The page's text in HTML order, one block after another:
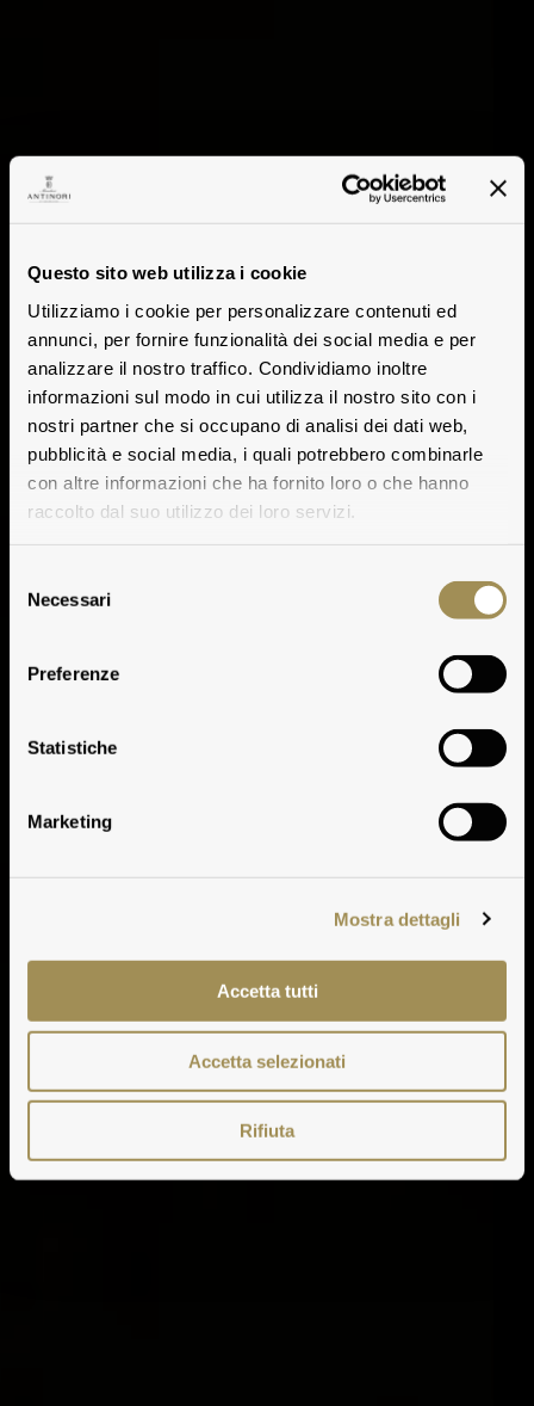
Questo sito web utilizza i cookie
Utilizziamo i cookie per personalizzare contenuti ed
annunci, per fornire funzionalità dei social media e per
analizzare il nostro traffico. Condividiamo inoltre
informazioni sul modo in cui utilizza il nostro sito con i
nostri partner che si occupano di analisi dei dati web,
pubblicità e social media, i quali potrebbero combinarle
con altre informazioni che ha fornito loro o che hanno
raccolto dal suo utilizzo dei loro servizi.
delNecessari
Preferenze
Statistiche
Marketing
Mostra dettagli
Accetta tutti
Accetta selezionati
Rifiuta